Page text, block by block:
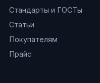
Стандарты и ГОСТы
Статьи
Покупателям
Прайс